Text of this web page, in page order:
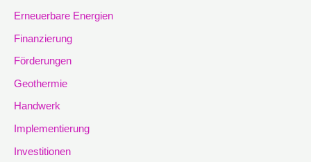
Erneuerbare Energien
Finanzierung
Förderungen
Geothermie
Handwerk
Implementierung
Investitionen